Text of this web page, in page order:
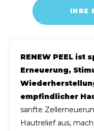
RENEW PEEL ist
Erneuerung,
empfindlicher
sanfte
Hautrelief aus,
IHRE